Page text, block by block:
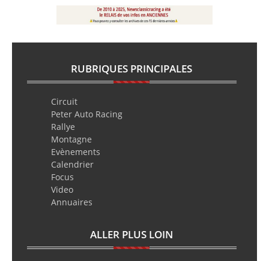
RUBRIQUES PRINCIPALES
Circuit
Peter Auto Racing
Rallye
Montagne
Evènements
Calendrier
Focus
Video
Annuaires
ALLER PLUS LOIN